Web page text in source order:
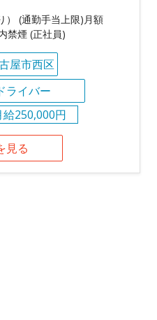
） (通勤手当上限)月額
禁煙 (正社員)
屋市西区
ライバー
給250,000円
見る